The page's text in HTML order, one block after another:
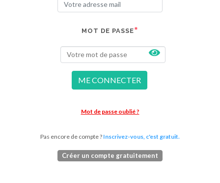
MOT DE PASSE
ME CONNECTER
Mot de passe oublié ?
Pas encore de compte ? Inscrivez-vous, c'est gratuit.
Créer un compte gratuitement